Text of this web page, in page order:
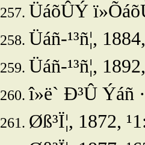
ÜáõÛÝ
Üáñ-¹³ñ¦,
Üáñ-¹³ñ¦,
î»ë` Ð³Û Ýáñ
Øß³Ï¦, 1872,